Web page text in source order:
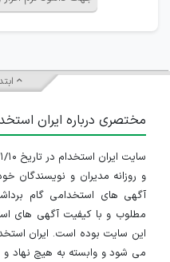
مختصری درباره ایران
و روزانه مدیران و
آگهی های استخدامی گام
مطلوب و با کیفیت آگهی های
این سایت بوده است. ایران
می شود و وابسته به هیچ نهاد و